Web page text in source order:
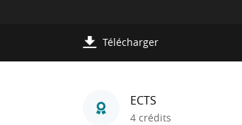
Télécharger
ECTS
4 crédits